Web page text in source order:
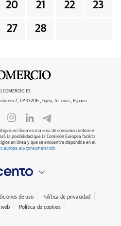
20 21 22 23
27 28
2, CP 33206 , Gijón, Asturias, España
en línea en materia de consumo conforme
la posibilidad que la Comisión Europea facilita
en línea y que se encuentra disponible en el
consumers/odr.
de uso
Política de privacidad
Política de cookies